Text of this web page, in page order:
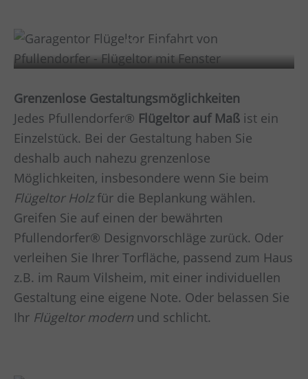
Design
Grenzenlose Gestaltungsmöglichkeiten
Jedes Pfullendorfer® Flügeltor auf Maß ist ein
Einzelstück. Bei der Gestaltung haben Sie
deshalb auch nahezu grenzenlose
Möglichkeiten, insbesondere wenn Sie beim
Flügeltor Holzfür die Beplankung wählen.
Greifen Sie auf einen der bewährten
Pfullendorfer® Designvorschläge zurück. Oder
verleihen Sie Ihrer Torfläche, passend zum Haus
z.B. im Raum Vilsheim, mit einer individuellen
Gestaltung eine eigene Note. Oder belassen Sie
Ihr Flügeltor modern und schlicht.